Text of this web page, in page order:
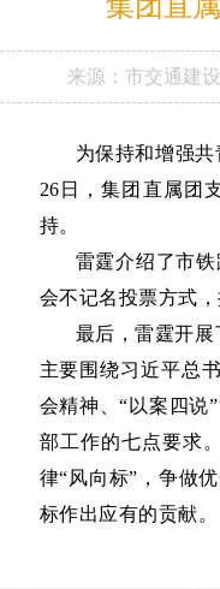
来源： 市交通建
为保持和增强
26日，集团直属团
持。
雷霆介绍了市
会不记名投票方式
最后，雷霆开
主要围绕习近平总
会精神、“以案四说
部工作的七点要求
律“风向标”，争做
标作出应有的贡献。